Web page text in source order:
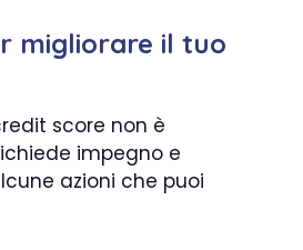
migliorare il tuo
score non è
impegno e
azioni che puoi